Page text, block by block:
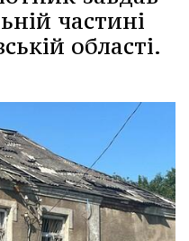
частині
області.